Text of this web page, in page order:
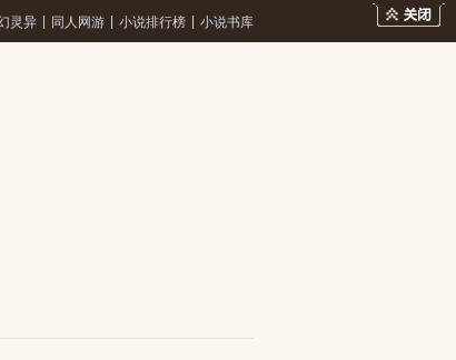
灵异 同人网游 小说排行榜 小说书库